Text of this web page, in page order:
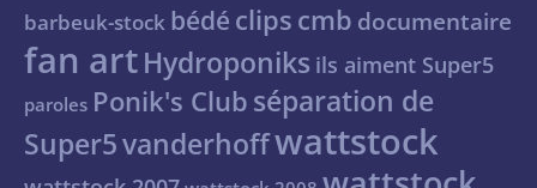
barbeuk-stock bédé clips cmb documentaire
fan artHydroponiks ils aiment Super5
paroles Ponik's Club séparation de
Super5vanderhoffwattstock